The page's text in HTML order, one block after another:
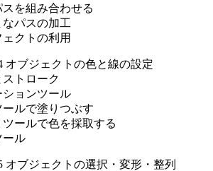
を組み合わせる
なパスの加工
クトの利用
オブジェクトの色と線の設定
トローク
ションツール
ルで塗りつぶす
ツールで色を採取する
ール
オブジェクトの選択・変形・整列